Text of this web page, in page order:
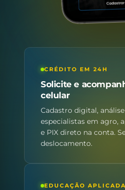
CRÉDITO EM 24H
Solicite e
celular
Cadastro digital,
especialistas em agro,
e PIX direto na conta.
deslocamento.
EDUCAÇÃO APLICADA